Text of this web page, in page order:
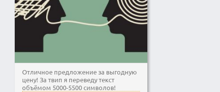
Отличное предложение за выгодную
цену! За твип я переведу текст
объёмом 5000-5500 символов!